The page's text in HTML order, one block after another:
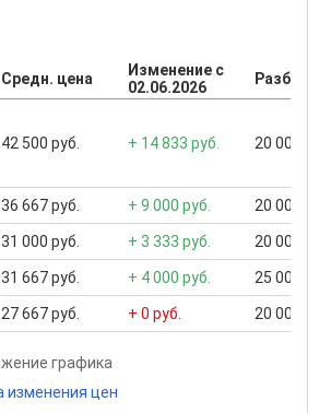
Средн. цена
Изменение с
02.06.2026
42 500 руб. + 14 833 руб. 20 000
36 667 руб. + 9 000 руб. 20 000
31 000 руб. + 3 333 руб. 20 000
31 667 руб. + 4 000 руб. 25 000
27 667 руб. + 0 руб. 20 000
графика
изменения цен